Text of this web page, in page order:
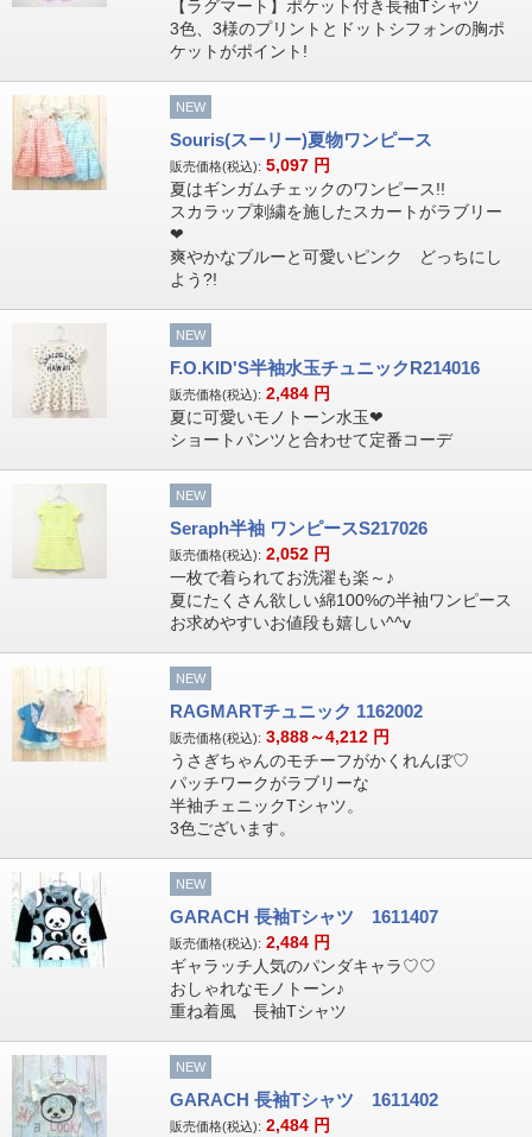
【ラグマート】ポケット付き長袖Tシャツ
3色、3様のプリントとドットシフォンの胸ポ
ケットがポイント!
NEW
Souris(スーリー)夏物ワンピース
販売価格(税込): 5,097 円
夏はギンガムチェックのワンピース!!
スカラップ刺繍を施したスカートがラブリー
❤
爽やかなブルーと可愛いピンク どっちにし
よう?!
NEW
F.O.KID'S半袖水玉チュニックR214016
販売価格(税込): 2,484 円
夏に可愛いモノトーン水玉❤
ショートパンツと合わせて定番コーデ
NEW
Seraph半袖 ワンピースS217026
販売価格(税込): 2,052 円
一枚で着られてお洗濯も楽～♪
夏にたくさん欲しい綿100%の半袖ワンピース
お求めやすいお値段も嬉しい^^v
NEW
RAGMARTチュニック 1162002
販売価格(税込): 3,888～4,212 円
うさぎちゃんのモチーフがかくれんぼ♡
パッチワークがラブリーな
半袖チェニックTシャツ。
3色ございます。
NEW
GARACH 長袖Tシャツ 1611407
販売価格(税込): 2,484 円
ギャラッチ人気のパンダキャラ♡♡
おしゃれなモノトーン♪
重ね着風 長袖Tシャツ
NEW
GARACH 長袖Tシャツ 1611402
販売価格(税込): 2,484 円